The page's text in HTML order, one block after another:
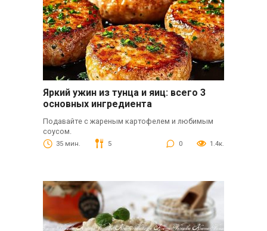
Яркий ужин из тунца и яиц: всего 3
основных ингредиента
Подавайте с жареным картофелем и любимым
соусом.
35 мин. 5 0 1.4к.